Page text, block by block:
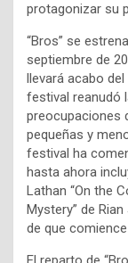
protagonizar su
“Bros” se
septiembre de
llevará acabo
festival reanudó
preocupaciones
pequeñas y
festival ha
hasta ahora
Lathan “On the
Mystery” de
de que